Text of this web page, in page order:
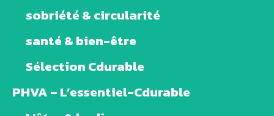
sobriété & circularité
santé & bien-être
Sélection Cdurable
PHVA – L’essentiel-Cdurable